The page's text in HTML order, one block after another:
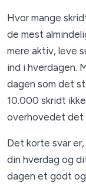
Hvor mange
de mest
mere aktiv, leve
ind i hverdagen.
dagen som det
10.000 skridt
overhovedet det
Det korte svar
din hverdag og
dagen et godt og